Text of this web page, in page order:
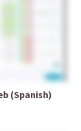
(Spanish)